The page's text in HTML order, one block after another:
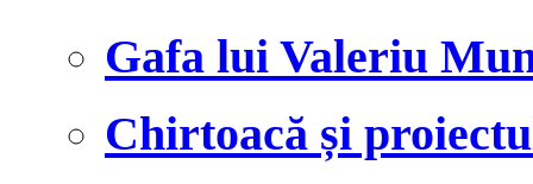
Gafa lui Valeriu
Chirtoacă și